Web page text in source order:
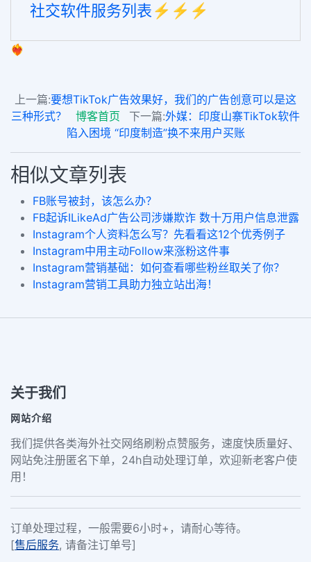
社交软件服务列表⚡️⚡️⚡️
❤️‍🔥
上一篇:要想TikTok广告效果好，我们的广告创意可以是这
三种形式？
博客首页 下一篇:外媒：印度山寨TikTok软件
陷入困境 “印度制造”换不来用户买账
相似文章列表
FB账号被封，该怎么办？
FB起诉ILikeAd广告公司涉嫌欺诈 数十万用户信息泄露
Instagram个人资料怎么写？先看看这12个优秀例子
Instagram中用主动Follow来涨粉这件事
Instagram营销基础：如何查看哪些粉丝取关了你？
Instagram营销工具助力独立站出海！
关于我们
网站介绍
我们提供各类海外社交网络刷粉点赞服务，速度快质量好、
网站免注册匿名下单，24h自动处理订单，欢迎新老客户使
用！
订单处理过程，一般需要6小时+，请耐心等待。
[售后服务, 请备注订单号]